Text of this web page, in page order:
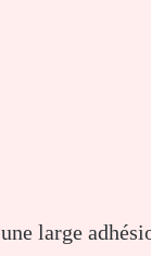
large